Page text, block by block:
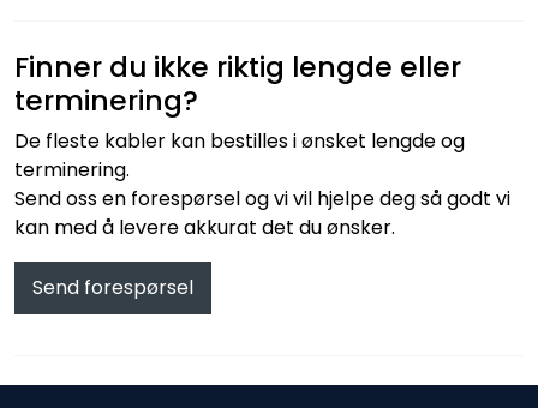
Finner du ikke riktig lengde eller
terminering?
De fleste kabler kan bestilles i ønsket lengde og
terminering.
Send oss en forespørsel og vi vil hjelpe deg så godt vi
kan med å levere akkurat det du ønsker.
Send forespørsel